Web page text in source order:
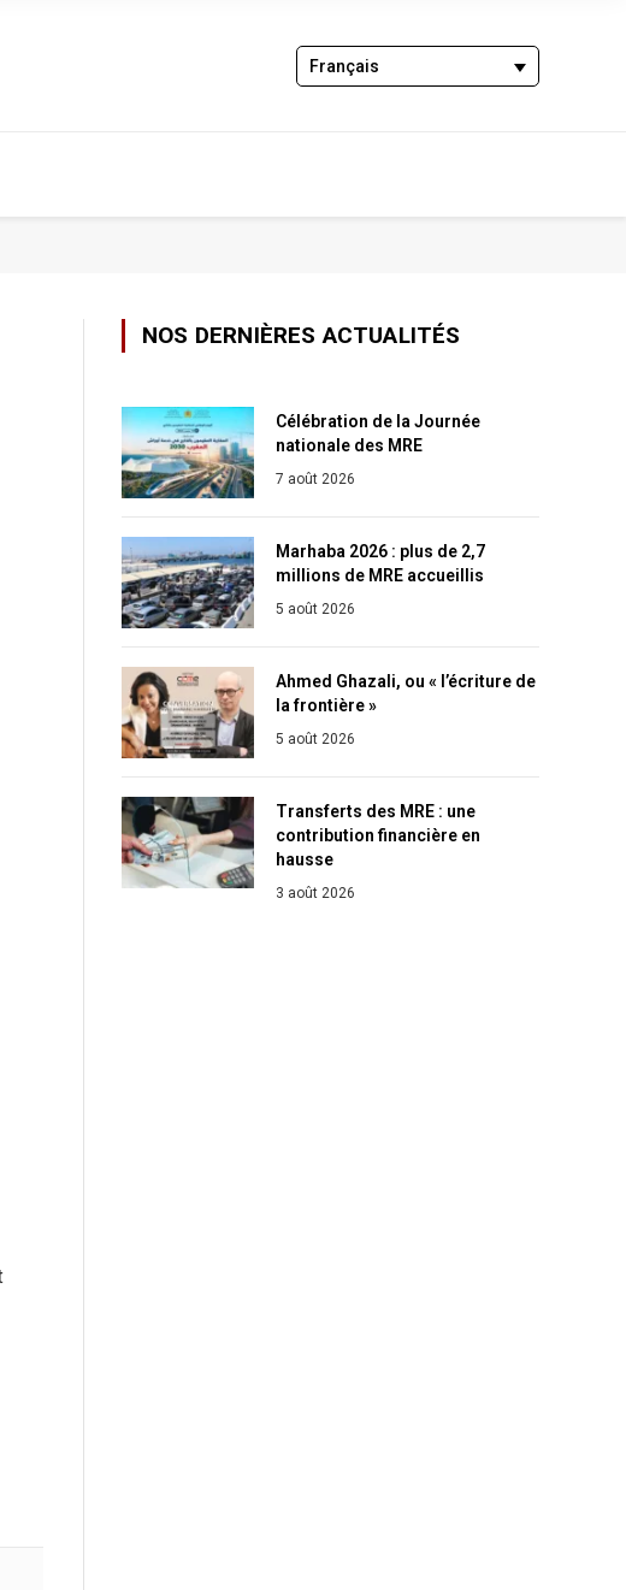
Français
NOS DERNIÈRES ACTUALITÉS
Célébration de la Journée
nationale des MRE
7 août 2026
Marhaba 2026 : plus de 2,7
millions de MRE accueillis
5 août 2026
Ahmed Ghazali, ou « l’écriture de
la frontière »
5 août 2026
Transferts des MRE : une
contribution financière en
hausse
3 août 2026